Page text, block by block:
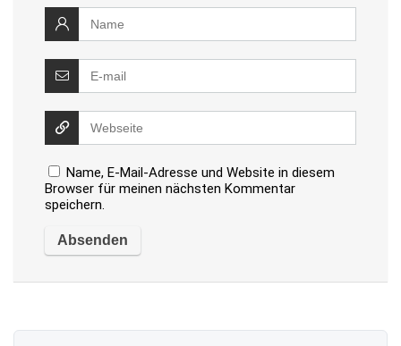
Name, E-Mail-Adresse und Website in diesem
Browser für meinen nächsten Kommentar
speichern.